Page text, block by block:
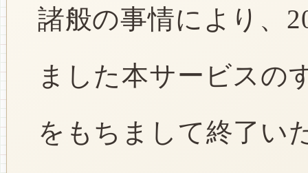
諸般の事情により、
ました本サービスの
をもちまして終了い